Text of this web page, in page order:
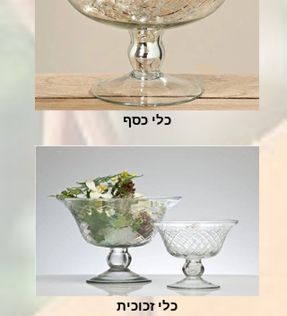
כלי כסף
כלי זכוכית